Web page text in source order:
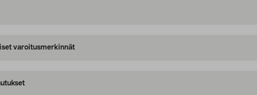
varoitusmerkinnät